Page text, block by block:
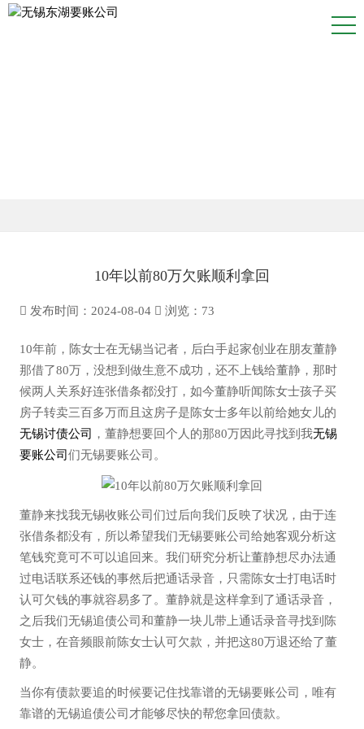
10年以前80万欠账顺利拿回
发布时间：2024-08-04 浏览： 73
10年前，陈女士在无锡当记者，后白手起家创业在朋友董静
那借了80万，没想到做生意不成功，还不上钱给董静，那时
候两人关系好连张借条都没打，如今董静听闻陈女士孩子买
房子转卖三百多万而且这房子是陈女士多年以前给她女儿的
无锡讨债公司
，董静想要回个人的那80万因此寻找到我无锡
要账公司 们无锡要账公司。
董静来找我无锡收账公司们过后向我们反映了状况，由于连
张借条都没有，所以希望我们无锡要账公司给她客观分析这
笔钱究竟可不可以追回来。我们研究分析让董静想尽办法通
过电话联系还钱的事然后把通话录音，只需陈女士打电话时
认可欠钱的事就容易多了。董静就是这样拿到了通话录音，
之后我们无锡追债公司和董静一块儿带上通话录音寻找到陈
女士，在音频眼前陈女士认可欠款，并把这80万退还给了董
静。
当你有债款要追的时候要记住找靠谱的无锡要账公司，唯有
靠谱的无锡追债公司才能够尽快的帮您拿回债款。